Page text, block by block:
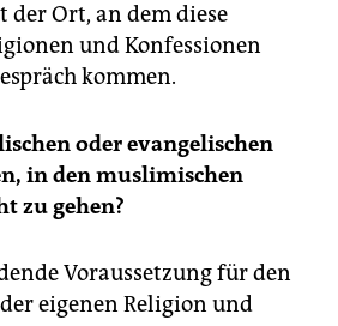
der Ort, an dem diese
und Konfessionen
kommen.
oder evangelischen
in den muslimischen
zu gehen?
Voraussetzung für den
eigenen Religion und